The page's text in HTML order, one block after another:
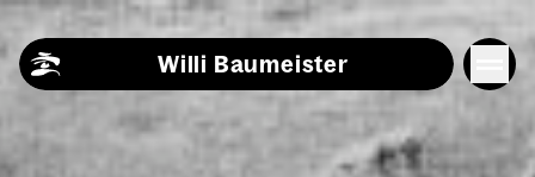
Skip to content
Willi Baumeister